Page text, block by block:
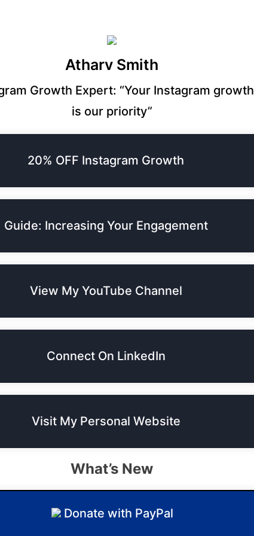
Atharv Smith
Growth Expert: “Your Instagram growth
is our priority”
20% OFF Instagram Growth
Guide: Increasing Your Engagement
View My YouTube Channel
Connect On LinkedIn
Visit My Personal Website
What’s New
Donate with PayPal